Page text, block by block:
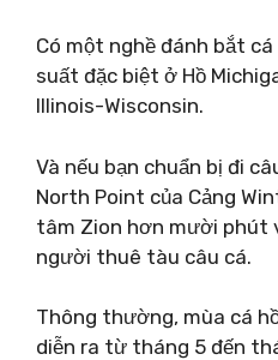
Có một nghề đánh bắt
suất đặc biệt ở Hồ
Illinois-Wisconsin.
Và nếu bạn chuẩn bị đi
North Point của Cảng
tâm Zion hơn mười phút
người thuê tàu câu cá.
Thông thường, mùa cá
diễn ra từ tháng 5 đến